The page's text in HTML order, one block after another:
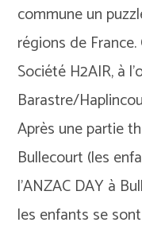
commune un
régions de
Société H2AIR, à
Barastre/
Après une partie
Bullecourt (les
l’ANZAC DAY à
les enfants se